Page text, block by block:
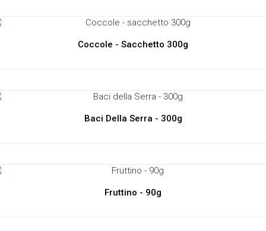
Coccole - Sacchetto 300g
Baci Della Serra - 300g
Fruttino - 90g